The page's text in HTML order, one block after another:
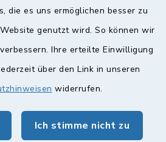
die es uns ermöglichen besser zu
genutzt wird. So können wir
Ihre erteilte Einwilligung
über den Link in unseren
widerrufen.
Ich stimme nicht zu